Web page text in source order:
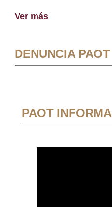
Ver más
DENUNCIA PAOT
PAOT INFORMA